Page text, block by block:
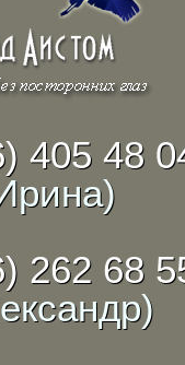
405 48
262 68